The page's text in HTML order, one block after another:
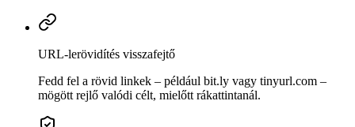
URL-lerövidítés visszafejtő
Fedd fel a rövid linkek – például bit.ly vagy tinyurl.com –
mögött rejlő valódi célt, mielőtt rákattintanál.